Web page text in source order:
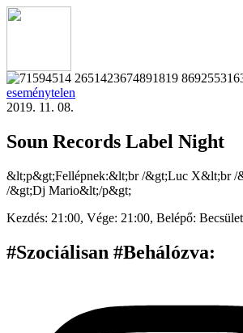
eseménytelen
2019. 11. 08.
Soun Records Label Night
&lt;p&gt;Fellépnek:&lt;br /&gt;Luc X&lt;br /
/&gt;Dj Mario&lt;/p&gt;
Kezdés: 21:00, Vége: 21:00, Belépő:
#Szociálisan #Behálózva: